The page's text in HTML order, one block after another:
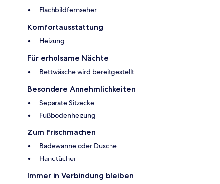
Flachbildfernseher
Komfortausstattung
Heizung
Für erholsame Nächte
Bettwäsche wird bereitgestellt
Besondere Annehmlichkeiten
Separate Sitzecke
Fußbodenheizung
Zum Frischmachen
Badewanne oder Dusche
Handtücher
Immer in Verbindung bleiben